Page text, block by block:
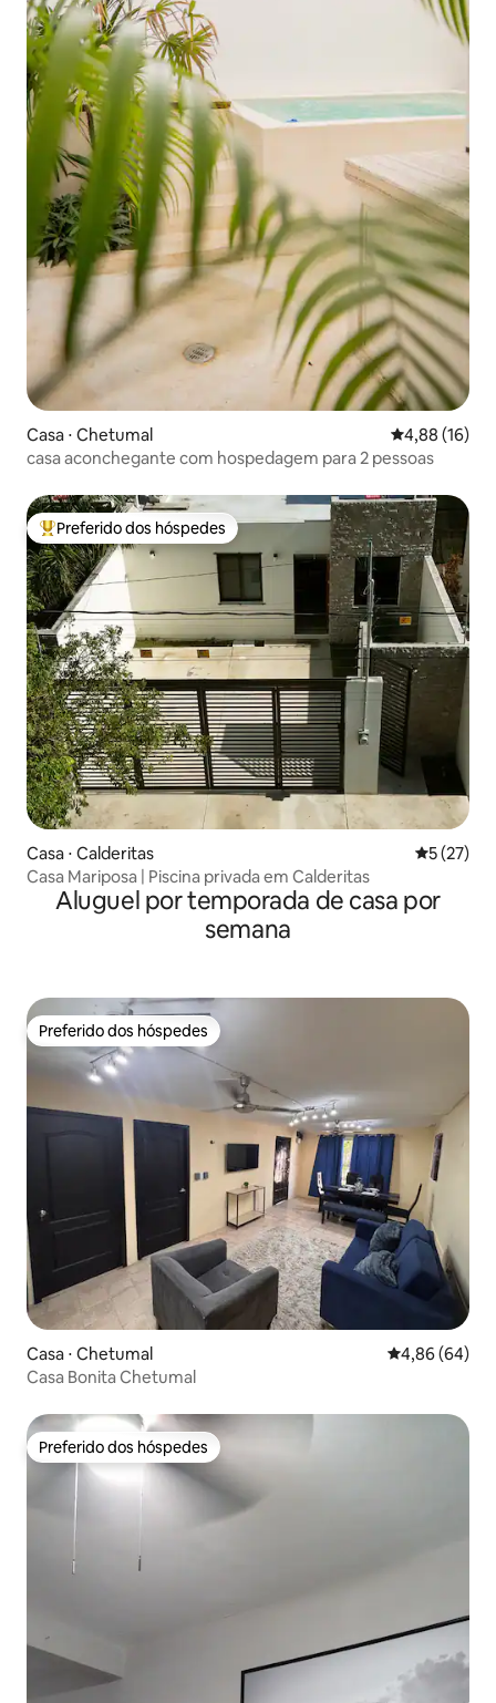
Casa ⋅ Chetumal 4,88 de uma
4,88 (16)
casa aconchegante com hospedagem para 2 pessoas
Entre os melhores preferidos dos hóspedes
Preferido dos hóspedes
Casa ⋅ Calderitas 5 de uma
5 (27)
Casa Mariposa | Piscina privada em Calderitas
Aluguel por temporada de casa por
semana
Preferido dos hóspedes
Preferido dos hóspedes
Casa ⋅ Chetumal 4,86 de uma
4,86 (64)
Casa Bonita Chetumal
Preferido dos hóspedes
Preferido dos hóspedes